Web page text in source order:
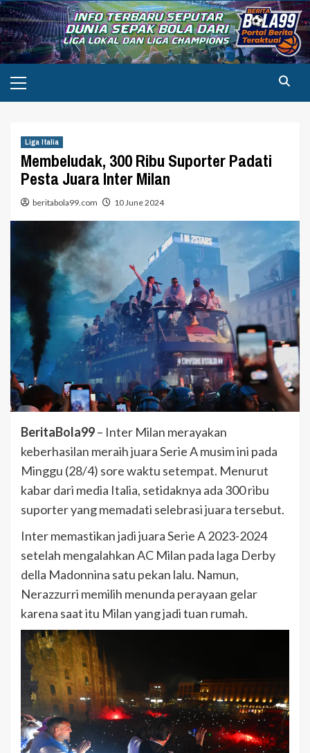
Skip
to
content
Menu
Liga Italia
Membeludak, 300 Ribu Suporter Padati
Pesta Juara Inter Milan
beritabola99.com 10 June 2024
BeritaBola99– Inter Milan merayakan
keberhasilan meraih juara Serie A musim ini pada
Minggu (28/4) sore waktu setempat. Menurut
kabar dari media Italia, setidaknya ada 300 ribu
suporter yang memadati selebrasi juara tersebut.
Inter memastikan jadi juara Serie A 2023-2024
setelah mengalahkan AC Milan pada laga Derby
della Madonnina satu pekan lalu. Namun,
Nerazzurri memilih menunda perayaan gelar
karena saat itu Milan yang jadi tuan rumah.